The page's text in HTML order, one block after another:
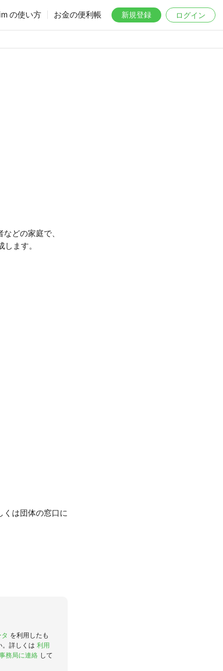
の使い方 お金の便利帳 新規登録 ログイン
どの家庭で、
ます。
くは団体の窓口に
を利用したも
。詳しくは 利用
務局に連絡 して